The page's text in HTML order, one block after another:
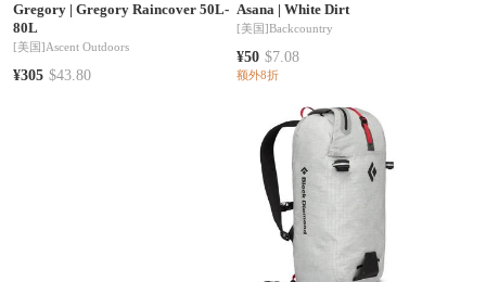
Gregory| Gregory Raincover 50L-
80L
[美国]Ascent Outdoors
¥305 $43.80
Asana |White Dirt
[美国]Backcountry
¥50 $7.08
额外8折